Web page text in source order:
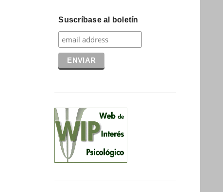
Suscríbase al boletín